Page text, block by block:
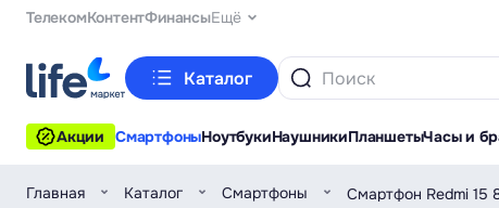
ТелекомКонтентФинансыЕщё
Каталог
Акции СмартфоныНоутбукиНаушникиПланшетыЧасы и
Главная Каталог Смартфоны Смартфон Redmi 15